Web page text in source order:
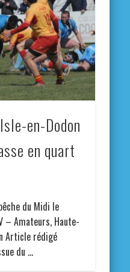
en-Dodon
en quart
du Midi le
– Amateurs, Haute-
Article rédigé
du …